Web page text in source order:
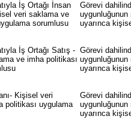
İş Ortağı İnsan
veri saklama ve
sorumlusu
Görevi
uygunluğunun
uyarınca
İş Ortağı Satış -
ve imha politikası
Görevi
uygunluğunun
uyarınca
Kişisel veri
politikası uygulama
Görevi
uygunluğunun
uyarınca